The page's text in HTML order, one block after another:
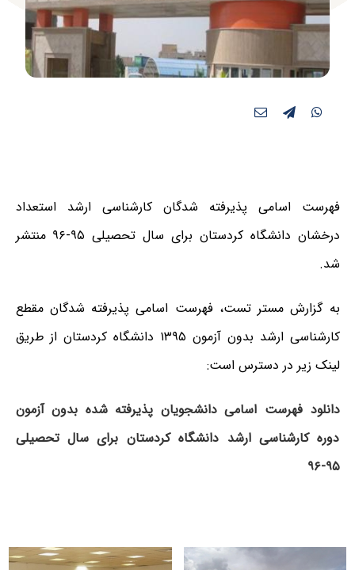
فهرست اسامی پذیرفته شدگان کارشناسی ارشد استعداد
درخشان دانشگاه کردستان برای سال تحصیلی ۹۵-۹۶ منتشر
شد.
به گزارش مستر تست، فهرست اسامی پذیرفته شدگان مقطع
کارشناسی ارشد بدون آزمون ۱۳۹۵ دانشگاه کردستان از طریق
لینک زیر در دسترس است:
دانلود فهرست اسامی دانشجویان پذیرفته شده بدون آزمون
دوره کارشناسی ارشد دانشگاه کردستان برای سال تحصیلی
۹۵-۹۶